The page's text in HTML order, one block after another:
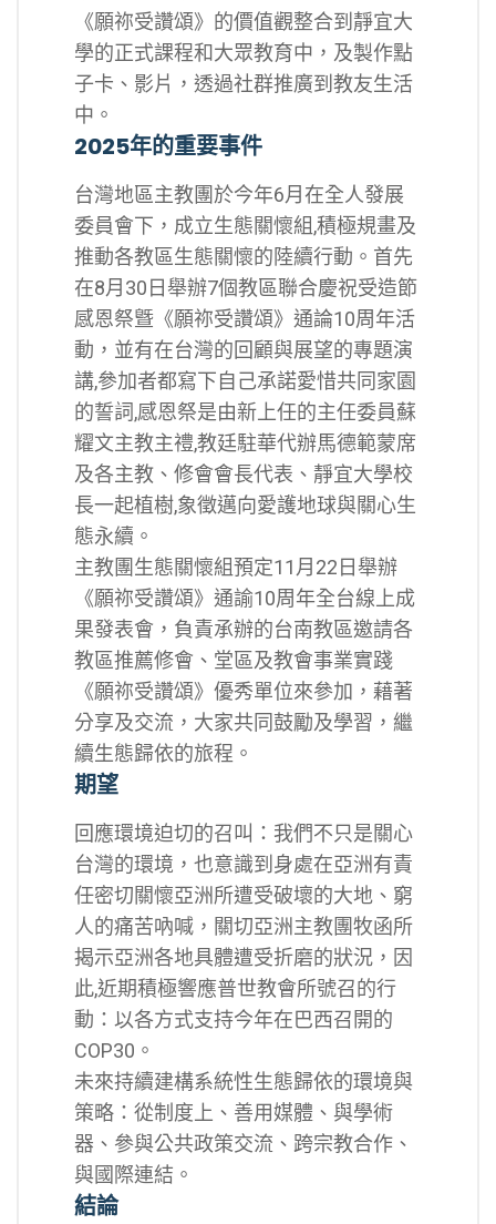
《願祢受讚頌》的價值觀整合到靜宜大
學的正式課程和大眾教育中，及製作點
子卡、影片，透過社群推廣到教友生活
中。
2025年的重要事件
台灣地區主教團於今年6月在全人發展
委員會下，成立生態關懷組,積極規畫及
推動各教區生態關懷的陸續行動。首先
在8月30日舉辦7個教區聯合慶祝受造節
感恩祭曁《願祢受讚頌》通論10周年活
動，並有在台灣的回顧與展望的專題演
講,參加者都寫下自己承諾愛惜共同家園
的誓詞,感恩祭是由新上任的主任委員蘇
耀文主教主禮,教廷駐華代辦馬德範蒙席
及各主教、修會會長代表、靜宜大學校
長一起植樹,象徵邁向愛護地球與關心生
態永續。
主教團生態關懷組預定11月22日舉辦
《願祢受讚頌》通諭10周年全台線上成
果發表會，負責承辦的台南教區邀請各
教區推薦修會、堂區及教會事業實踐
《願祢受讚頌》優秀單位來參加，藉著
分享及交流，大家共同鼓勵及學習，繼
續生態歸依的旅程。
期望
回應環境迫切的召叫：我們不只是關心
台灣的環境，也意識到身處在亞洲有責
任密切關懷亞洲所遭受破壞的大地、窮
人的痛苦吶喊，關切亞洲主教團牧函所
揭示亞洲各地具體遭受折磨的狀況，因
此,近期積極響應普世教會所號召的行
動：以各方式支持今年在巴西召開的
COP30。
未來持續建構系統性生態歸依的環境與
策略：從制度上、善用媒體、與學術
器、參與公共政策交流、跨宗教合作、
與國際連結。
結論